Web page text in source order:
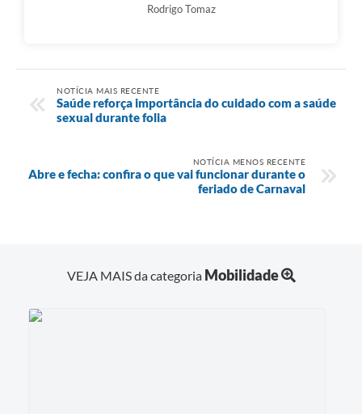
Rodrigo Tomaz
NOTÍCIA MAIS RECENTE
Saúde reforça importância do cuidado com a saúde
sexual durante folia
NOTÍCIA MENOS RECENTE
Abre e fecha: confira o que vai funcionar durante o
feriado de Carnaval
VEJA MAIS da categoria Mobilidade